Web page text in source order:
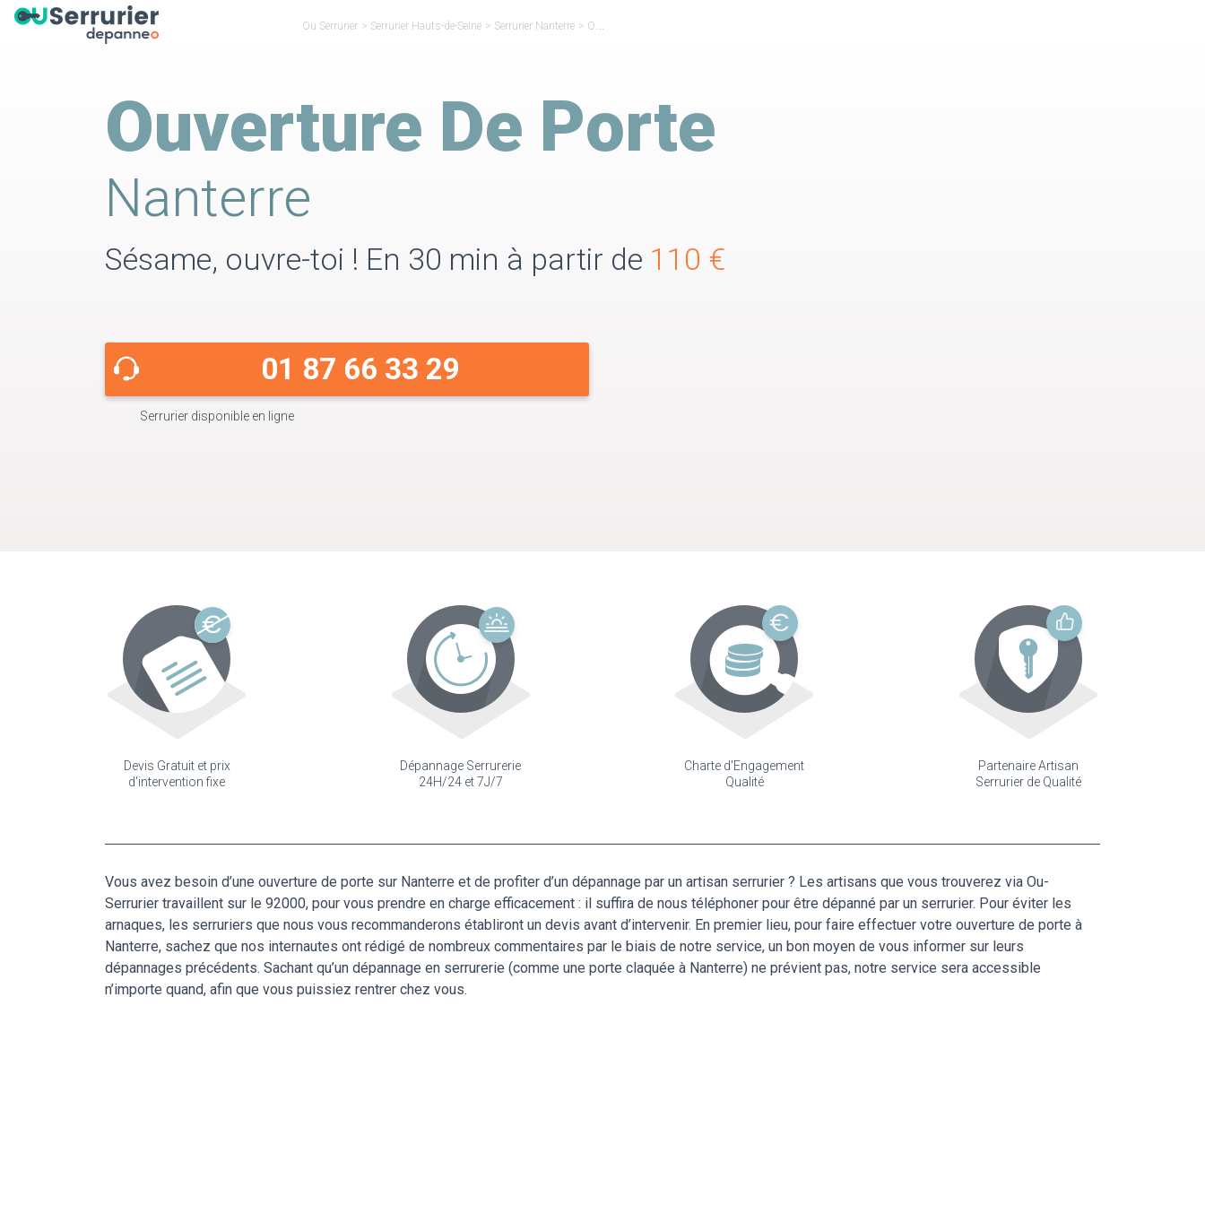
Ou Serrurier > Serrurier Hauts-de-Seine > Serrurier Nanterre > Ouverture de Porte Nanterre
Ouverture De Porte
Nanterre
Sésame, ouvre-toi ! En 30 min à partir de 110 €
01 87 66 33 29
Serrurier disponible en ligne
Devis Gratuit et prix
d'intervention fixe
Dépannage Serrurerie
24H/24 et 7J/7
Charte d'Engagement
Qualité
Partenaire Artisan
Serrurier de Qualité
Vous avez besoin d’une ouverture de porte sur Nanterre et de profiter d’un dépannage par un artisan serrurier ? Les artisans que vous trouverez via Ou-
Serrurier travaillent sur le 92000, pour vous prendre en charge efficacement : il suffira de nous téléphoner pour être dépanné par un serrurier. Pour éviter les
arnaques, les serruriers que nous vous recommanderons établiront un devis avant d’intervenir. En premier lieu, pour faire effectuer votre ouverture de porte à
Nanterre, sachez que nos internautes ont rédigé de nombreux commentaires par le biais de notre service, un bon moyen de vous informer sur leurs
dépannages précédents. Sachant qu’un dépannage en serrurerie (comme une porte claquée à Nanterre) ne prévient pas, notre service sera accessible
n’importe quand, afin que vous puissiez rentrer chez vous.